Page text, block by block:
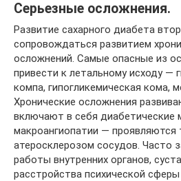
Серьезные осложнения.
Развитие сахарного диабета
сопровождаться развитием
осложнений. Самые опасные из
привести к летальному исходу —
компа, гипогликемическая кома,
Хронические осложнения
включают в себя диабетические
макроангиопатии — проявляются
атеросклерозом сосудов. Часто
работы внутренних органов,
расстройства психической